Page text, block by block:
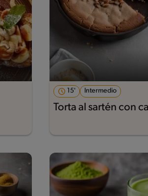
15' Intermedio
Torta al sartén con